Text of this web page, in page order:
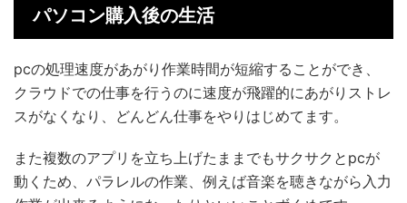
パソコン購入後の生活
pcの処理速度があがり作業時間が短縮することができ、
クラウドでの仕事を行うのに速度が飛躍的にあがりストレ
スがなくなり、どんどん仕事をやりはじめてます。
また複数のアプリを立ち上げたままでもサクサクとpcが
動くため、パラレルの作業、例えば音楽を聴きながら入力